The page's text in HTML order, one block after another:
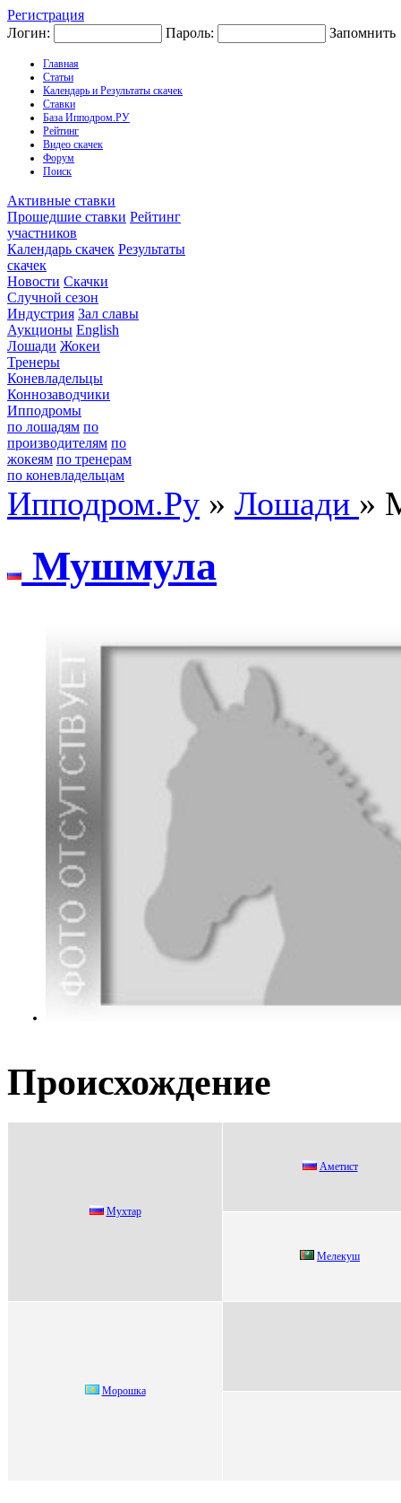
Регистрация
Логин:
Пароль: Запомнить
Главная
Статьи
Календарь и Результаты скачек
Ставки
База Ипподром.РУ
Рейтинг
Видео скачек
Форум
Поиск
Активные ставки
Прошедшие ставки Рейтинг
участников
Календарь скачек Результаты
скачек
Новости Скачки
Случной сезон
Индустрия Зал славы
Аукционы English
Лошади Жокеи
Тренеры
Коневладельцы
Коннозаводчики
Ипподромы
по лошадям по
производителям по
жокеям по тренерам
по коневладельцам
Ипподром.Ру » Лошади »
Мушмула
Происхождение
Муxтap
Аметиcт
Мeлeкуш
Moрoшка